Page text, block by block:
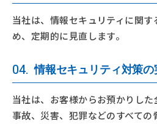
当社は、情報セキュリティに関
め、定期的に見直します。
04. 情報セキュリティ対策
当社は、お客様からお預かりした
事故、災害、犯罪などのすべて